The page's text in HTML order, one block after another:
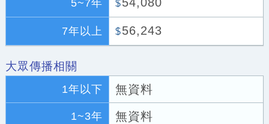
5~7年 $
7年以上 $56,243
大眾傳播相關
1年以下 無資料
1~3年 無資料